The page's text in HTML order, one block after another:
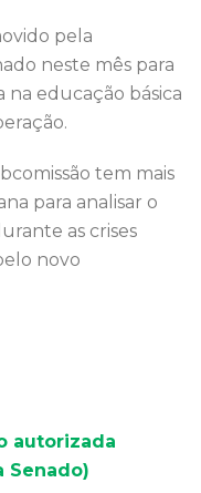
pela
neste mês para
na educação básica
tem mais
para analisar o
as crises
novo
autorizada
Senado)